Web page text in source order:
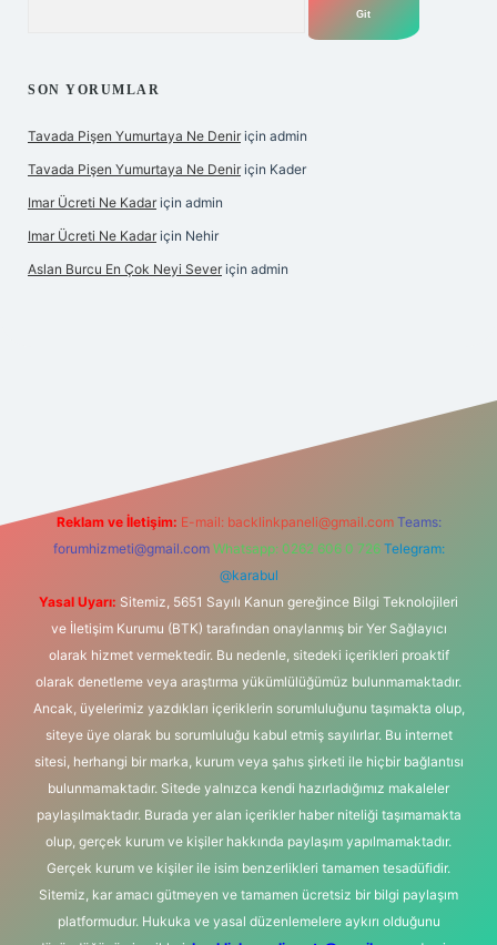
SON YORUMLAR
Tavada Pişen Yumurtaya Ne Denir için admin
Tavada Pişen Yumurtaya Ne Denir için Kader
Imar Ücreti Ne Kadar için admin
Imar Ücreti Ne Kadar için Nehir
Aslan Burcu En Çok Neyi Sever için admin
elexbetgiris.org
Reklam ve İletişim: E-mail: backlinkpaneli@gmail.com Teams:
forumhizmeti@gmail.com Whatsapp: 0262 606 0 726 Telegram:
@karabul
Yasal Uyarı: Sitemiz, 5651 Sayılı Kanun gereğince Bilgi Teknolojileri
ve İletişim Kurumu (BTK) tarafından onaylanmış bir Yer Sağlayıcı
olarak hizmet vermektedir. Bu nedenle, sitedeki içerikleri proaktif
olarak denetleme veya araştırma yükümlülüğümüz bulunmamaktadır.
Ancak, üyelerimiz yazdıkları içeriklerin sorumluluğunu taşımakta olup,
siteye üye olarak bu sorumluluğu kabul etmiş sayılırlar. Bu internet
sitesi, herhangi bir marka, kurum veya şahıs şirketi ile hiçbir bağlantısı
bulunmamaktadır. Sitede yalnızca kendi hazırladığımız makaleler
paylaşılmaktadır. Burada yer alan içerikler haber niteliği taşımamakta
olup, gerçek kurum ve kişiler hakkında paylaşım yapılmamaktadır.
Gerçek kurum ve kişiler ile isim benzerlikleri tamamen tesadüfidir.
Sitemiz, kar amacı gütmeyen ve tamamen ücretsiz bir bilgi paylaşım
platformudur. Hukuka ve yasal düzenlemelere aykırı olduğunu